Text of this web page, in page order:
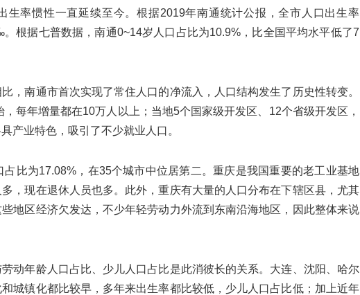
生率惯性一直延续至今。根据2019年南通统计公报，全市人口出生率
根据七普数据，南通0~14岁人口占比为10.9%，比全国平均水平低了7
，南通市首次实现了常住人口的净流入，人口结构发生了历史性转变。
每年增量都在10万人以上；当地5个国家级开发区、12个省级开发区，
产业特色，吸引了不少就业人口。
比为17.08%，在35个城市中位居第二。重庆是我国重要的老工业基地
，现在退休人员也多。此外，重庆有大量的人口分布在下辖区县，尤其
地区经济欠发达，不少年轻劳动力外流到东南沿海地区，因此整体来说
动年龄人口占比、少儿人口占比是此消彼长的关系。大连、沈阳、哈尔
城镇化都比较早，多年来出生率都比较低，少儿人口占比低；加上近年